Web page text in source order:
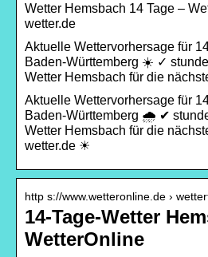
Wetter Hemsbach 14 Tage –
wetter.de
Aktuelle Wettervorhersage für
Baden-Württemberg ☀️ ✓
Wetter Hemsbach für die
Aktuelle Wettervorhersage für
Baden-Württemberg 🌧️ ✔
Wetter Hemsbach für die
wetter.de ☀
http s://www.wetteronline.de ›
14-Tage-Wetter
WetterOnline